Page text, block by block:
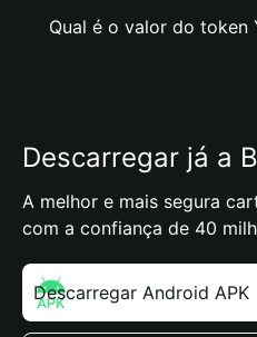
Qual é o valor do token
Descarregar já a
A melhor e mais segura
com a confiança de 40
Descarregar Android APK